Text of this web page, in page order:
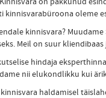
kinnisvarabüroona oleme
endale kinnisvara?
Meil on suur
hindaja
nii elukondlikku kui
kinnisvara haldamisel